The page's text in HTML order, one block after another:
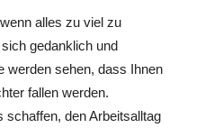
alles zu viel zu
gedanklich und
werden sehen, dass Ihnen
fallen werden.
schaffen, den Arbeitsalltag